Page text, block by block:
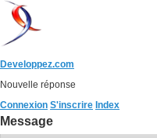
Developpez.com
Nouvelle réponse
Connexion S'inscrire Index
Message